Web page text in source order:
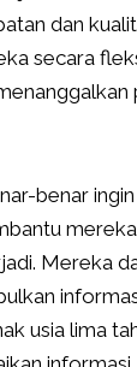
dan
secara
benar
Mereka
usia lima